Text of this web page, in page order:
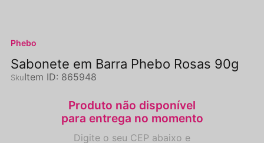
Phebo
Sabonete em Barra Phebo Rosas 90g
Item ID: 865948